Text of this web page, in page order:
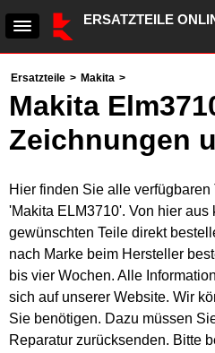
ERSATZTEILE
Ersatzteile > Makita >
Makita
Zeichnungen
Hier finden Sie alle
'Makita ELM3710'. Von hier aus
gewünschten Teile direkt
nach Marke beim Hersteller
bis vier Wochen. Alle
sich auf unserer Website. Wir
Sie benötigen. Dazu müssen
Reparatur zurücksenden. Bitte